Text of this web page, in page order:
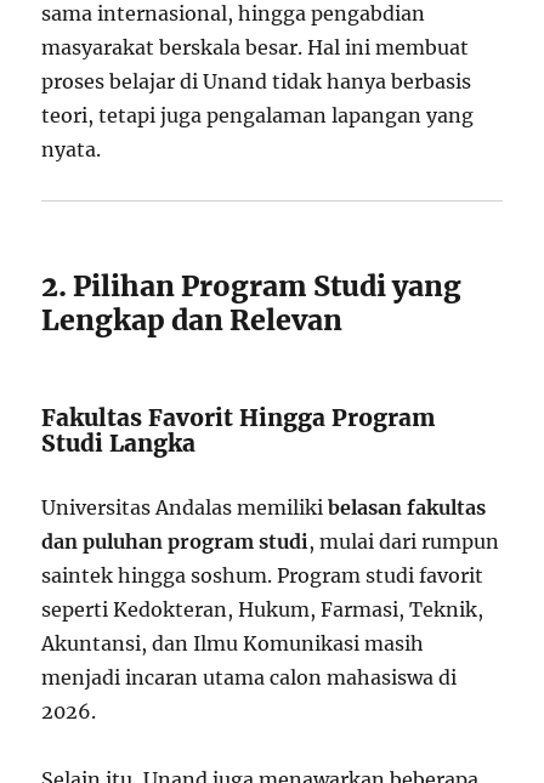
sama internasional, hingga pengabdian
masyarakat berskala besar. Hal ini membuat
proses belajar di Unand tidak hanya berbasis
teori, tetapi juga pengalaman lapangan yang
nyata.
2. Pilihan Program Studi yang
Lengkap dan Relevan
Fakultas Favorit Hingga Program
Studi Langka
Universitas Andalas memilikibelasan fakultas
dan puluhan program studi, mulai dari rumpun
saintek hingga soshum. Program studi favorit
seperti Kedokteran, Hukum, Farmasi, Teknik,
Akuntansi, dan Ilmu Komunikasi masih
menjadi incaran utama calon mahasiswa di
2026.